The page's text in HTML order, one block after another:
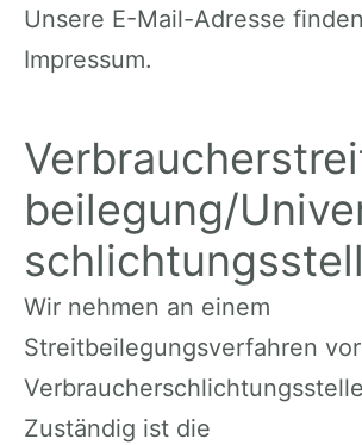
Unsere E-Mail-Adresse
Impressum.
beilegung/
Wir nehmen an einem
Streitbeilegungsverfahren
Zuständig ist die